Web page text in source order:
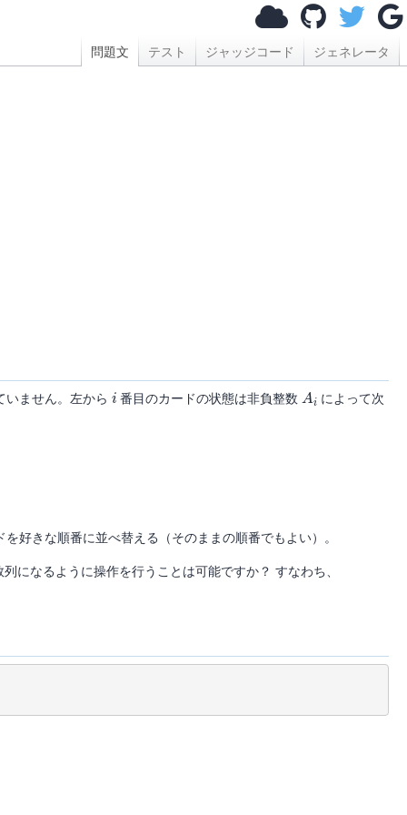
問題文 テスト ジャッジコード ジェネレータ
いません。左から
i
番目のカードの状態は非負整数
Ai
によって次
好きな順番に並べ替える（そのままの順番でもよい）。
になるように操作を行うことは可能ですか？ すなわち、